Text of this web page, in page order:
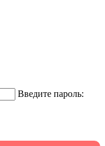
Введите пароль: